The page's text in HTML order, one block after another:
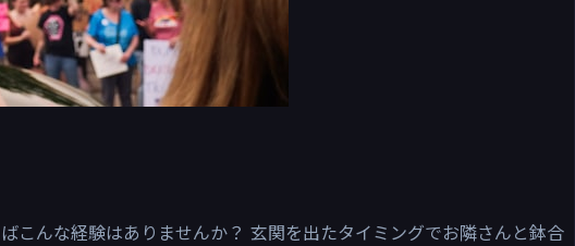
んな経験はありませんか？ 玄関を出たタイミングでお隣さんと鉢合